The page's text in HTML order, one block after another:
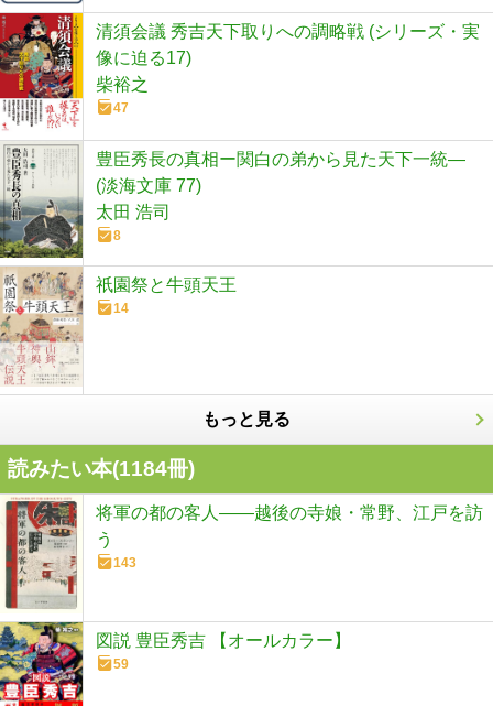
清須会議 秀吉天下取りへの調略戦 (シリーズ・実
像に迫る17)
柴裕之
47
豊臣秀長の真相ー関白の弟から見た天下一統―
(淡海文庫 77)
太田 浩司
8
祇園祭と牛頭天王
14
もっと見る
読みたい本(1184冊)
将軍の都の客人――越後の寺娘・常野、江戸を訪
う
143
図説 豊臣秀吉 【オールカラー】
59